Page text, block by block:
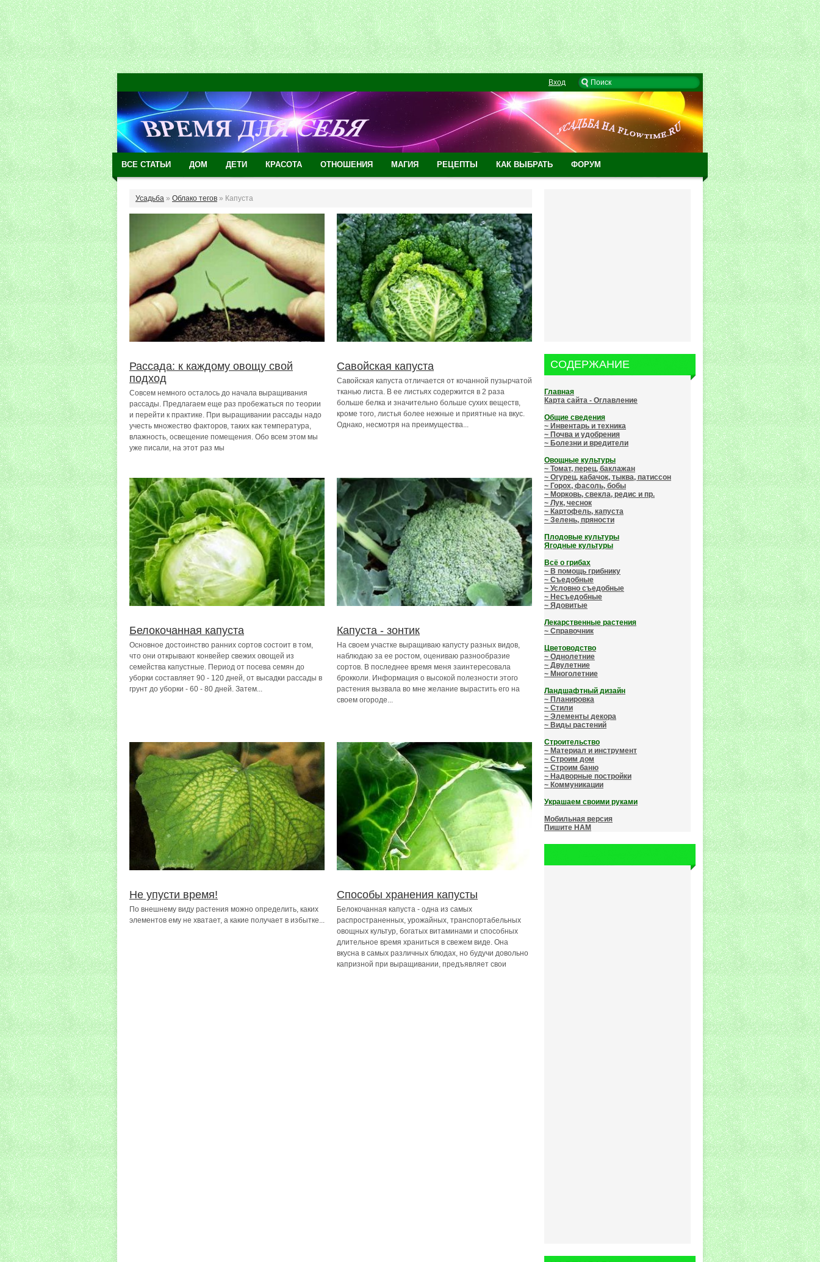
Вход
ВСЕ СТАТЬИ ДОМ ДЕТИ КРАСОТА ОТНОШЕНИЯ МАГИЯ РЕЦЕПТЫ КАК ВЫБРАТЬ ФОРУМ
Усадьба » Облако тегов » Капуста
Рассада: к каждому овощу свой
подход
Совсем немного осталось до начала выращивания
рассады. Предлагаем еще раз пробежаться по теории
и перейти к практике. При выращивании рассады надо
учесть множество факторов, таких как температура,
влажность, освещение помещения. Обо всем этом мы
уже писали, на этот раз мы
Савойская капуста
Савойская капуста отличается от кочанной пузырчатой
тканью листа. В ее листьях содержится в 2 раза
больше белка и значительно больше сухих веществ,
кроме того, листья более нежные и приятные на вкус.
Однако, несмотря на преимущества...
Белокочанная капуста
Основное достоинство ранних сортов состоит в том,
что они открывают конвейер свежих овощей из
семейства капустные. Период от посева семян до
уборки составляет 90 - 120 дней, от высадки рассады в
грунт до уборки - 60 - 80 дней. Затем...
Капуста - зонтик
На своем участке выращиваю капусту разных видов,
наблюдаю за ее ростом, оцениваю разнообразие
сортов. В последнее время меня заинтересовала
брокколи. Информация о высокой полезности этого
растения вызвала во мне желание вырастить его на
своем огороде...
Не упусти время!
По внешнему виду растения можно определить, каких
элементов ему не хватает, а какие получает в избытке...
Способы хранения капусты
Белокочанная капуста - одна из самых
распространенных, урожайных, транспортабельных
овощных культур, богатых витаминами и способных
длительное время храниться в свежем виде. Она
вкусна в самых различных блюдах, но будучи довольно
капризной при выращивании, предъявляет свои
СОДЕРЖАНИЕ
Главная
Карта сайта - Оглавление
Общие сведения
~ Инвентарь и техника
~ Почва и удобрения
~ Болезни и вредители
Овощные культуры
~ Томат, перец, баклажан
~ Огурец, кабачок, тыква, патиссон
~ Горох, фасоль, бобы
~ Морковь, свекла, редис и пр.
~ Лук, чеснок
~ Картофель, капуста
~ Зелень, пряности
Плодовые культуры
Ягодные культуры
Всё о грибах
~ В помощь грибнику
~ Съедобные
~ Условно съедобные
~ Несъедобные
~ Ядовитые
Лекарственные растения
~ Справочник
Цветоводство
~ Однолетние
~ Двулетние
~ Многолетние
Ландшафтный дизайн
~ Планировка
~ Стили
~ Элементы декора
~ Виды растений
Строительство
~ Материал и инструмент
~ Строим дом
~ Строим баню
~ Надворные постройки
~ Коммуникации
Украшаем своими руками
Мобильная версия
Пишите НАМ